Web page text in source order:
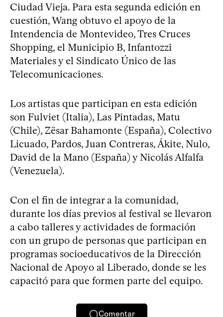
Ciudad Vieja. Para esta segunda edición en
cuestión, Wang obtuvo el apoyo de la
Intendencia de Montevideo, Tres Cruces
Shopping, el Municipio B, Infantozzi
Materiales y el Sindicato Único de las
Telecomunicaciones.
Los artistas que participan en esta edición
son Fulviet (Italia), Las Pintadas, Matu
(Chile), Zësar Bahamonte (España), Colectivo
Licuado, Pardos, Juan Contreras, Ákite, Nulo,
David de la Mano (España) y Nicolás Alfalfa
(Venezuela).
Con el fin de integrar a la comunidad,
durante los días previos al festival se llevaron
a cabo talleres y actividades de formación
con un grupo de personas que participan en
programas socioeducativos de la Dirección
Nacional de Apoyo al Liberado, donde se les
capacitó para que formen parte del equipo.
Comentar